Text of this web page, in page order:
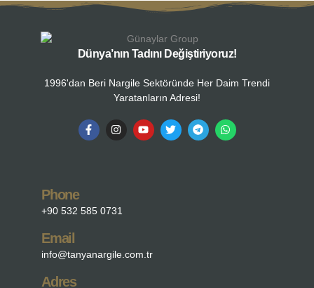
Dünya’nın Tadını Değiştiriyoruz!
1996'dan Beri Nargile Sektöründe Her Daim Trendi
Yaratanların Adresi!
Phone
+90 532 585 0731
Email
info@tanyanargile.com.tr
Adres